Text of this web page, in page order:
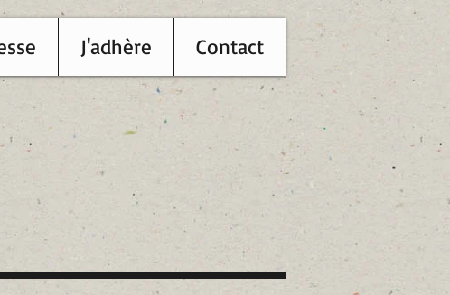
J'adhère Contact